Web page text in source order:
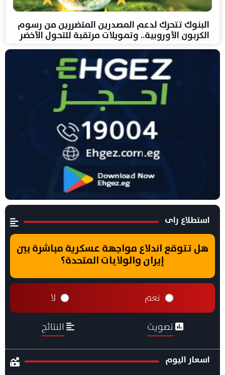
البنوك تتحرك لدعم المصدرين المتضررين من رسوم
الكربون الأوروبية.. وتمويلات مرتقبة للتحول الأخضر
استطلاع راى
هل تتوقع اندلاع مواجهة عسكرية مباشرة بين
إيران والولايات المتحدة؟
نعم لا
تصويت النتائج
اسعار اليوم